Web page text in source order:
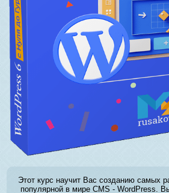
Этот курс научит Вас созданию самых
популярной в мире CMS - WordPress.